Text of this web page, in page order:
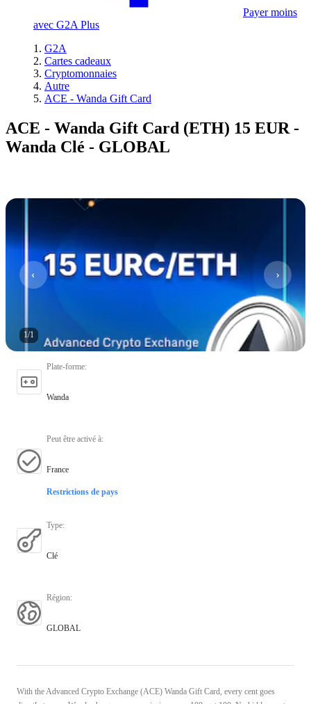
Payer moins
avec G2A Plus
G2A
Cartes cadeaux
Cryptomonnaies
Autre
ACE - Wanda Gift Card
ACE - Wanda Gift Card (ETH) 15 EUR -
Wanda Clé - GLOBAL
1/1
Plate-forme:
Wanda
Peut être activé à:
France
Restrictions de pays
Type:
Clé
Région:
GLOBAL
With the Advanced Crypto Exchange (ACE) Wanda Gift Card, every cent goes